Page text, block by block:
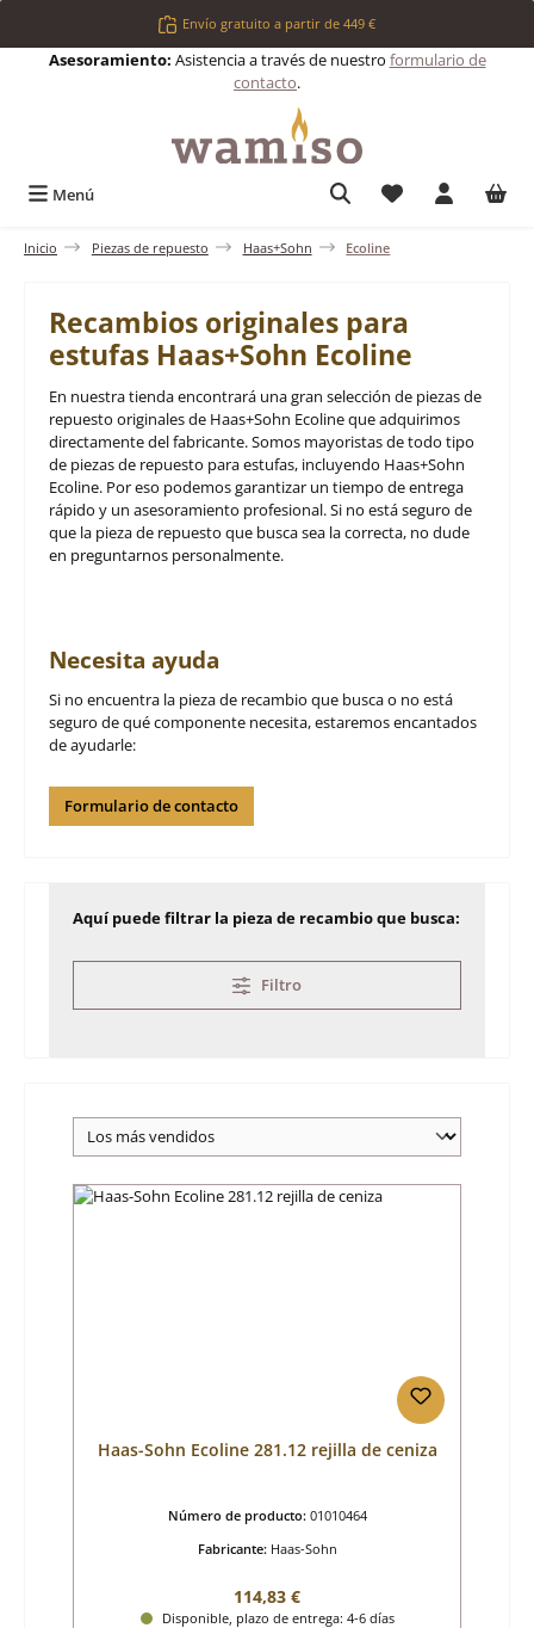
Saltar al contenido principalEnvío gratuito a partir de 449 €
Asesoramiento: Asistencia a través de nuestro formulario de
contacto.
Menú Tienes 0
Inicio Piezas de repuesto Haas+Sohn Ecoline
Recambios originales para
estufas Haas+Sohn Ecoline
En nuestra tienda encontrará una gran selección de piezas de
repuesto originales de Haas+Sohn Ecoline que adquirimos
directamente del fabricante. Somos mayoristas de todo tipo
de piezas de repuesto para estufas, incluyendo Haas+Sohn
Ecoline. Por eso podemos garantizar un tiempo de entrega
rápido y un asesoramiento profesional. Si no está seguro de
que la pieza de repuesto que busca sea la correcta, no dude
en preguntarnos personalmente.
Necesita ayuda
Si no encuentra la pieza de recambio que busca o no está
seguro de qué componente necesita, estaremos encantados
de ayudarle:
Formulario de contacto
Aquí puede filtrar la pieza de recambio que busca:
Filtro
Haas-Sohn Ecoline 281.12 rejilla de ceniza
Número de producto: 01010464
Fabricante: Haas-Sohn
Precio normal:
114,83 €
Disponible, plazo de entrega: 4-6 días